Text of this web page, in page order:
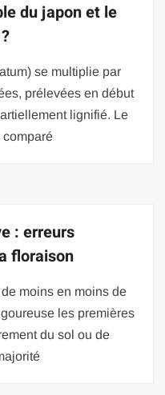
du japon et le
se multiplie par
prélevées en début
lignifié. Le
comparé
: erreurs
floraison
moins en moins de
les premières
du sol ou de